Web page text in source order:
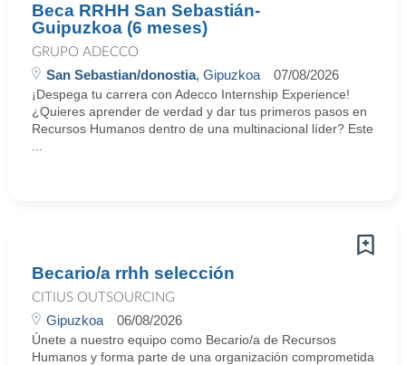
Beca RRHH San Sebastián-
Guipuzkoa (6 meses)
GRUPO ADECCO
San Sebastian/donostia, Gipuzkoa 07/08/2026
¡Despega tu carrera con Adecco Internship Experience!
¿Quieres aprender de verdad y dar tus primeros pasos en
Recursos Humanos dentro de una multinacional líder? Este
Becario/a rrhh selección
CITIUS OUTSOURCING
Gipuzkoa 06/08/2026
Únete a nuestro equipo como Becario/a de Recursos
Humanos y forma parte de una organización comprometida